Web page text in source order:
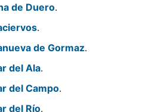
de Duero.
.
de Gormaz.
del Ala.
del Campo.
del Río.